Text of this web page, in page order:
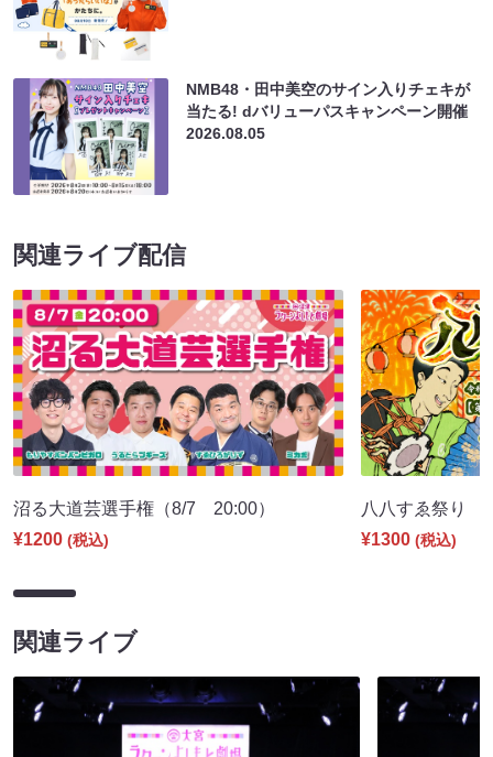
NMB48・田中美空のサイン入りチェキが
当たる! dバリューパスキャンペーン開催
2026.08.05
関連ライブ配信
沼る大道芸選手権（8/7 20:00）
¥1200 (税込)
八八すゑ祭り
¥1300 (税込)
関連ライブ